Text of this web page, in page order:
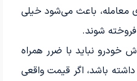
معامله، باعث می‌شود خیلی
فروخته شوند.
خودرو نباید با ضرر همراه
باشد، اگر قیمت واقعی